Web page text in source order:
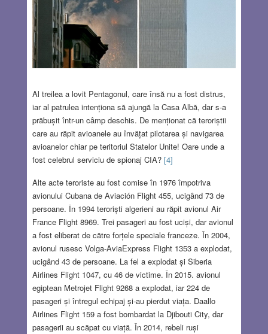
Al treilea a lovit Pentagonul, care însă nu a fost distrus,
iar al patrulea intenționa să ajungă la Casa Albă, dar s-a
prăbușit într-un câmp deschis. De menționat că teroriștii
care au răpit avioanele au învățat pilotarea și navigarea
avioanelor chiar pe teritoriul Statelor Unite! Oare unde a
fost celebrul serviciu de spionaj CIA? [4]
Alte acte teroriste au fost comise în 1976 împotriva
avionului Cubana de Aviación Flight 455, ucigând 73 de
persoane. În 1994 teroriști algerieni au răpit avionul Air
France Flight 8969. Trei pasageri au fost uciși, dar avionul
a fost eliberat de către forțele speciale franceze. În 2004,
avionul rusesc Volga-AviaExpress Flight 1353 a explodat,
ucigând 43 de persoane. La fel a explodat și Siberia
Airlines Flight 1047, cu 46 de victime. În 2015. avionul
egiptean Metrojet Flight 9268 a explodat, iar 224 de
pasageri și întregul echipaj și-au pierdut viața. Daallo
Airlines Flight 159 a fost bombardat la Djibouti City, dar
pasagerii au scăpat cu viață. În 2014, rebeli ruși